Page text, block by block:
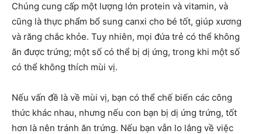
Chúng cung cấp một lượng lớn protein và vitamin, và
cũng là thực phẩm bổ sung canxi cho bé tốt, giúp xương
và răng chắc khỏe. Tuy nhiên, mọi đứa trẻ có thể không
ăn được trứng; một số có thể bị dị ứng, trong khi một số
có thể không thích mùi vị.
Nếu vấn đề là về mùi vị, bạn có thể chế biến các công
thức khác nhau, nhưng nếu con bạn bị dị ứng trứng, tốt
hơn là nên tránh ăn trứng. Nếu bạn vẫn lo lắng về việc